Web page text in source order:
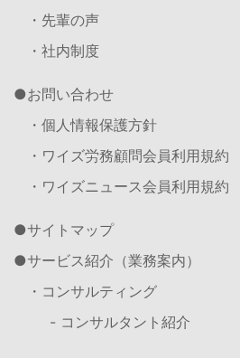
・先輩の声
・社内制度
お問い合わせ
・個人情報保護方針
・ワイズ労務顧問会員利用規約
・ワイズニュース会員利用規約
サイトマップ
サービス紹介（業務案内）
・コンサルティング
- コンサルタント紹介